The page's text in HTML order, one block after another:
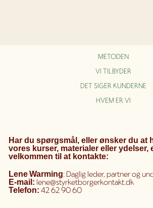
METODEN
VI TILBYDER
DET SIGER KUNDERNE
HVEM ER VI
Har du spørgsmål, eller ønsker du at
vores kurser, materialer eller ydelser,
velkommen til at kontakte:
LeneWarming: Daglig leder, partner og
E-mail: lene@styrketborgerkontakt.dk
Telefon: 42 62 90 60